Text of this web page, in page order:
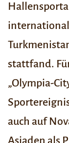
stattfand.
„Olympia-
auch auf